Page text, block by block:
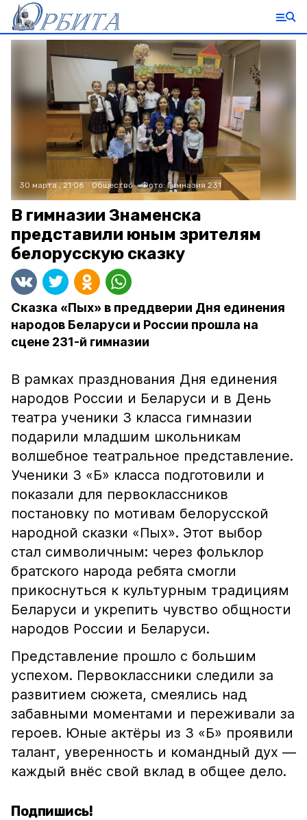
30 марта , 21:06 Общество Фото:Гимназия 231
В гимназии Знаменска
представили юным зрителям
белорусскую сказку
Сказка «Пых» в преддверии Дня единения
народов Беларуси и России прошла на
сцене 231-й гимназии
В рамках празднования Дня единения
народов России и Беларуси и в День
театра ученики 3 класса гимназии
подарили младшим школьникам
волшебное театральное представление.
Ученики 3 «Б» класса подготовили и
показали для первоклассников
постановку по мотивам белорусской
народной сказки «Пых». Этот выбор
стал символичным: через фольклор
братского народа ребята смогли
прикоснуться к культурным традициям
Беларуси и укрепить чувство общности
народов России и Беларуси.
Представление прошло с большим
успехом. Первоклассники следили за
развитием сюжета, смеялись над
забавными моментами и переживали за
героев. Юные актёры из 3 «Б» проявили
талант, уверенность и командный дух —
каждый внёс свой вклад в общее дело.
Подпишись!